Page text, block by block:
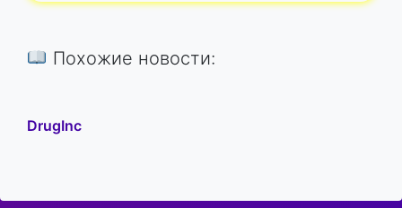
Похожие новости:
DrugInc